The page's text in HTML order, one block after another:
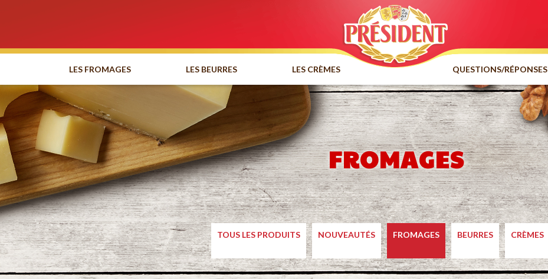
LES FROMAGES LES BEURRES LES CRÈMES QUESTIONS/RÉPONSES
FROMAGES
TOUS LES PRODUITS NOUVEAUTÉS FROMAGES BEURRES CRÈMES